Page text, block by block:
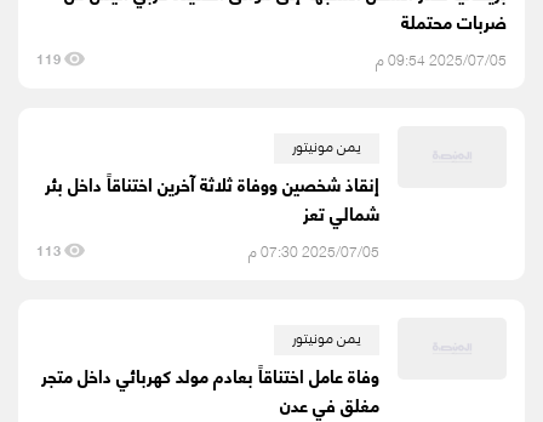
ضربات محتملة
2025/07/05 09:54 م 119
يمن مونيتور
إنقاذ شخصين ووفاة ثلاثة آخرين اختناقاً داخل بئر
شمالي تعز
2025/07/05 07:30 م 113
يمن مونيتور
وفاة عامل اختناقاً بعادم مولد كهربائي داخل متجر
مغلق في عدن